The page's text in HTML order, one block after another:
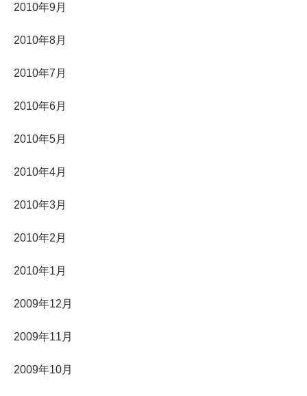
2010年9月
2010年8月
2010年7月
2010年6月
2010年5月
2010年4月
2010年3月
2010年2月
2010年1月
2009年12月
2009年11月
2009年10月